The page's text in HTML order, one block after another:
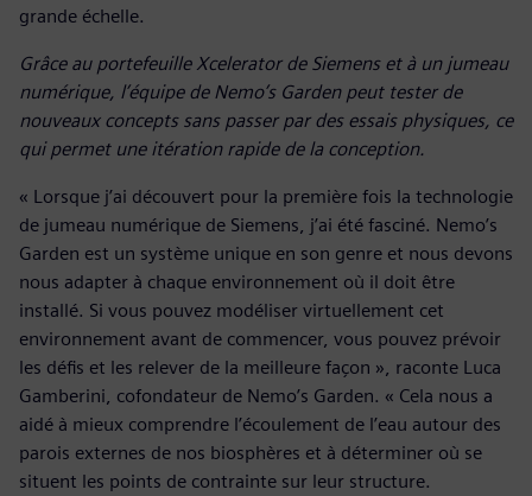
grande échelle.
Grâce au portefeuille Xcelerator de Siemens et à un jumeau
numérique, l’équipe de Nemo’s Garden peut tester de
nouveaux concepts sans passer par des essais physiques, ce
qui permet une itération rapide de la conception.
« Lorsque j’ai découvert pour la première fois la technologie
de jumeau numérique de Siemens, j’ai été fasciné. Nemo’s
Garden est un système unique en son genre et nous devons
nous adapter à chaque environnement où il doit être
installé. Si vous pouvez modéliser virtuellement cet
environnement avant de commencer, vous pouvez prévoir
les défis et les relever de la meilleure façon », raconte Luca
Gamberini, cofondateur de Nemo’s Garden. « Cela nous a
aidé à mieux comprendre l’écoulement de l’eau autour des
parois externes de nos biosphères et à déterminer où se
situent les points de contrainte sur leur structure.